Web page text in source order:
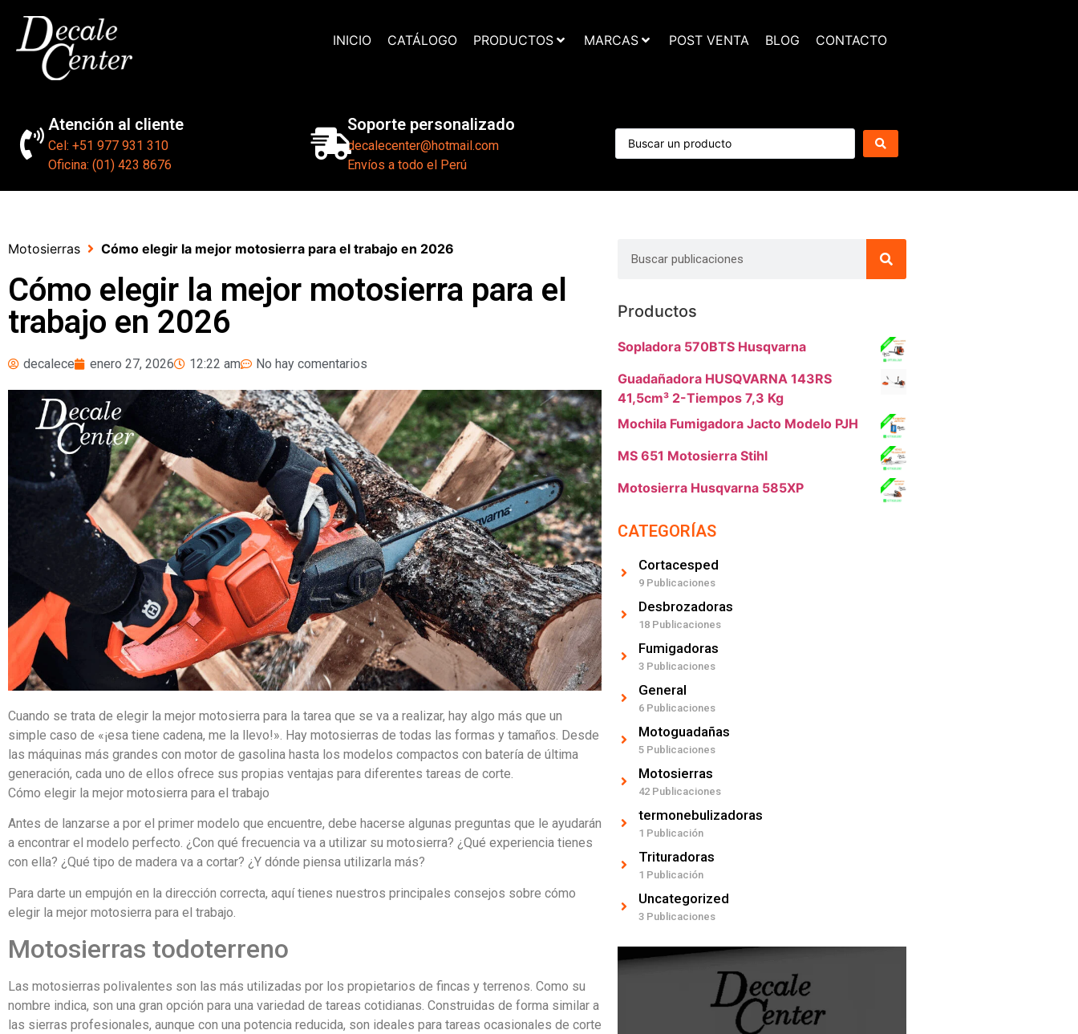
INICIO CATÁLOGO PRODUCTOS MARCAS POST VENTA BLOG CONTACTO
Atención al cliente
Cel: +51 977 931 310
Oficina: (01) 423 8676
Soporte personalizado
decalecenter@hotmail.com
Envíos a todo el Perú
Motosierras Cómo elegir la mejor motosierra para el trabajo en 2026
Cómo elegir la mejor motosierra para el
trabajo en 2026
decalece enero 27, 2026 12:22 am No hay comentarios
Cuando se trata de elegir la mejor motosierra para la tarea que se va a realizar, hay algo más que un
simple caso de «¡esa tiene cadena, me la llevo!». Hay motosierras de todas las formas y tamaños. Desde
las máquinas más grandes con motor de gasolina hasta los modelos compactos con batería de última
generación, cada uno de ellos ofrece sus propias ventajas para diferentes tareas de corte.
Cómo elegir la mejor motosierra para el trabajo
Antes de lanzarse a por el primer modelo que encuentre, debe hacerse algunas preguntas que le ayudarán
a encontrar el modelo perfecto. ¿Con qué frecuencia va a utilizar su motosierra? ¿Qué experiencia tienes
con ella? ¿Qué tipo de madera va a cortar? ¿Y dónde piensa utilizarla más?
Para darte un empujón en la dirección correcta, aquí tienes nuestros principales consejos sobre cómo
elegir la mejor motosierra para el trabajo.
Motosierras todoterreno
Las motosierras polivalentes son las más utilizadas por los propietarios de fincas y terrenos. Como su
nombre indica, son una gran opción para una variedad de tareas cotidianas. Construidas de forma similar a
las sierras profesionales, aunque con una potencia reducida, son ideales para tareas ocasionales de corte
Productos
Sopladora 570BTS Husqvarna
Guadañadora HUSQVARNA 143RS
41,5cm³ 2-Tiempos 7,3 Kg
Mochila Fumigadora Jacto Modelo PJH
MS 651 Motosierra Stihl
Motosierra Husqvarna 585XP
CATEGORÍAS
Cortacesped
9 Publicaciones
Desbrozadoras
18 Publicaciones
Fumigadoras
3 Publicaciones
General
6 Publicaciones
Motoguadañas
5 Publicaciones
Motosierras
42 Publicaciones
termonebulizadoras
1 Publicación
Trituradoras
1 Publicación
Uncategorized
3 Publicaciones